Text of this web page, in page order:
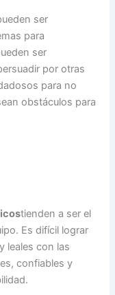
ser
para
ser
por otras
para no
obstáculos para
tienden a ser el
Es difícil lograr
leales con las
confiables y